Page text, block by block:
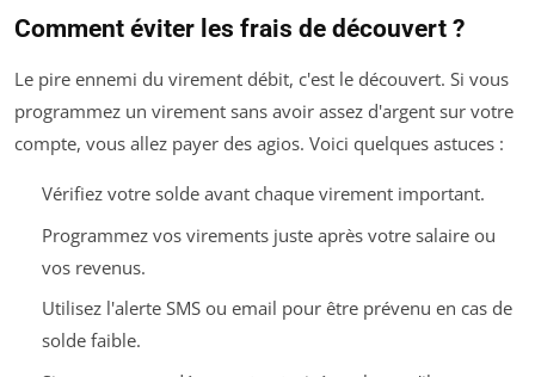
Comment éviter les frais de découvert ?
Le pire ennemi du virement débit, c'est le découvert. Si vous
programmez un virement sans avoir assez d'argent sur votre
compte, vous allez payer des agios. Voici quelques astuces :
Vérifiez votre solde avant chaque virement important.
Programmez vos virements juste après votre salaire ou
vos revenus.
Utilisez l'alerte SMS ou email pour être prévenu en cas de
solde faible.